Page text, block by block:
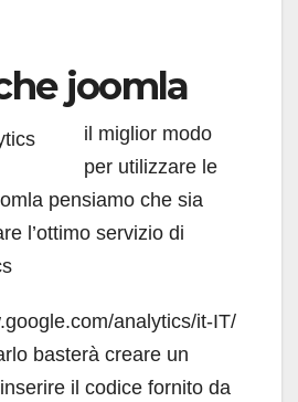
joomla
il miglior modo
per utilizzare le
pensiamo che sia
l’ottimo servizio di
analytics/it-IT/
basterà creare un
il codice fornito da